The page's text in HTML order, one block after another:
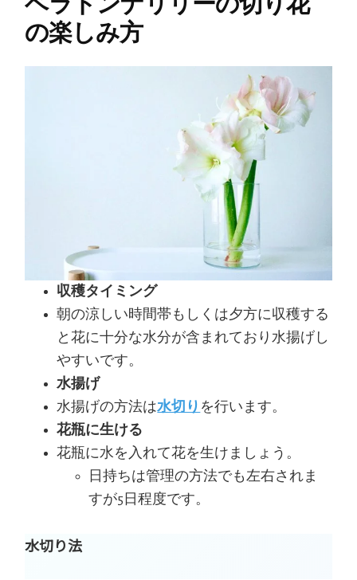
の楽しみ方
収穫タイミング
朝の涼しい時間帯もしくは夕方に収穫する
と花に十分な水分が含まれており水揚げし
やすいです。
水揚げ
水揚げの方法は水切り を行います。
花瓶に生ける
花瓶に水を入れて花を生けましょう。
日持ちは管理の方法でも左右されま
すが5日程度です。
水切り法